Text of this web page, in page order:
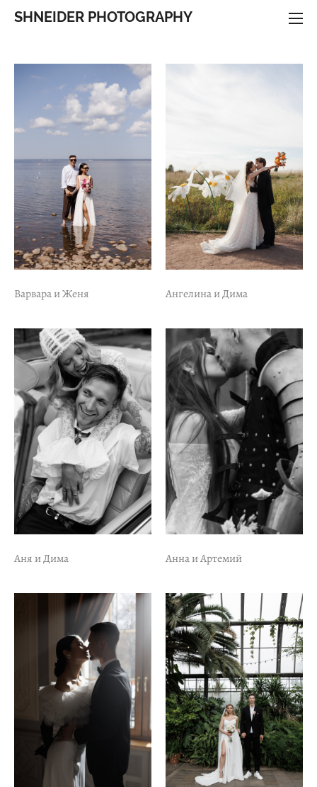
SHNEIDER PHOTOGRAPHY
Варвара и Женя Ангелина и Дима
Аня и Дима Анна и Артемий